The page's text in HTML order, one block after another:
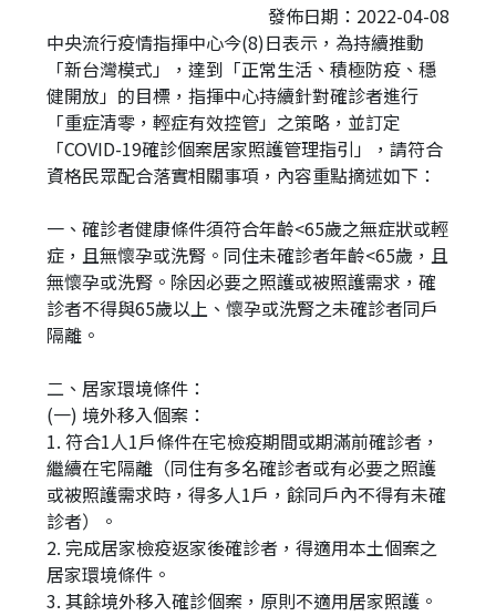
短
網
址
頁
發佈日期：2022-04-08
中央流行疫情指揮中心今(8)日表示，為持續推動
「新台灣模式」，達到「正常生活、積極防疫、穩
健開放」的目標，指揮中心持續針對確診者進行
「重症清零，輕症有效控管」之策略，並訂定
「COVID-19確診個案居家照護管理指引」，請符合
資格民眾配合落實相關事項，內容重點摘述如下：
一、確診者健康條件須符合年齡<65歲之無症狀或輕
症，且無懷孕或洗腎。同住未確診者年齡<65歲，且
無懷孕或洗腎。除因必要之照護或被照護需求，確
診者不得與65歲以上、懷孕或洗腎之未確診者同戶
隔離。
二、居家環境條件：
(一) 境外移入個案：
1. 符合1人1戶條件在宅檢疫期間或期滿前確診者，
繼續在宅隔離（同住有多名確診者或有必要之照護
或被照護需求時，得多人1戶，餘同戶內不得有未確
診者）。
2. 完成居家檢疫返家後確診者，得適用本土個案之
居家環境條件。
3. 其餘境外移入確診個案，原則不適用居家照護。